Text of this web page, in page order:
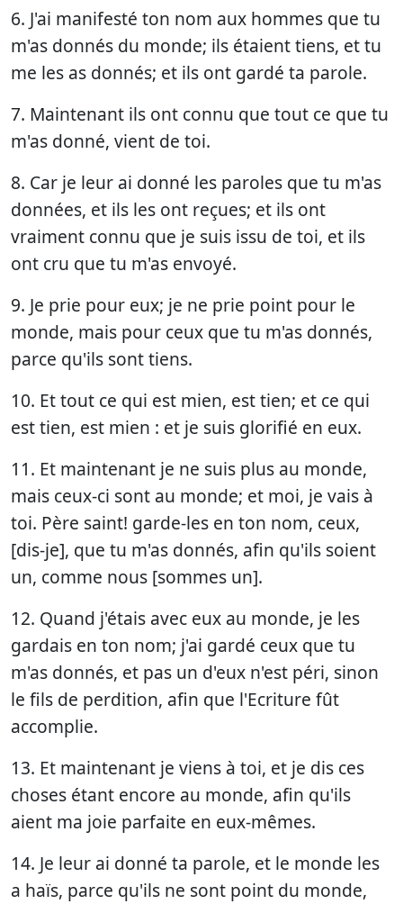
6. J'ai manifesté ton nom aux hommes que tu
m'as donnés du monde; ils étaient tiens, et tu
me les as donnés; et ils ont gardé ta parole.
7. Maintenant ils ont connu que tout ce que tu
m'as donné, vient de toi.
8. Car je leur ai donné les paroles que tu m'as
données, et ils les ont reçues; et ils ont
vraiment connu que je suis issu de toi, et ils
ont cru que tu m'as envoyé.
9. Je prie pour eux; je ne prie point pour le
monde, mais pour ceux que tu m'as donnés,
parce qu'ils sont tiens.
10. Et tout ce qui est mien, est tien; et ce qui
est tien, est mien : et je suis glorifié en eux.
11. Et maintenant je ne suis plus au monde,
mais ceux-ci sont au monde; et moi, je vais à
toi. Père saint! garde-les en ton nom, ceux,
[dis-je], que tu m'as donnés, afin qu'ils soient
un, comme nous [sommes un].
12. Quand j'étais avec eux au monde, je les
gardais en ton nom; j'ai gardé ceux que tu
m'as donnés, et pas un d'eux n'est péri, sinon
le fils de perdition, afin que l'Ecriture fût
accomplie.
13. Et maintenant je viens à toi, et je dis ces
choses étant encore au monde, afin qu'ils
aient ma joie parfaite en eux-mêmes.
14. Je leur ai donné ta parole, et le monde les
a haïs, parce qu'ils ne sont point du monde,